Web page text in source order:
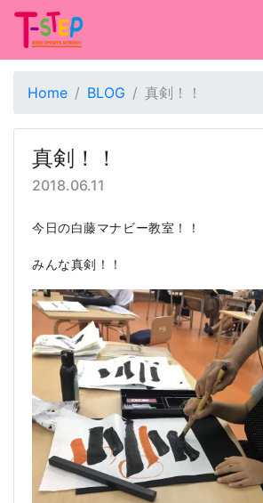
Home BLOG 真剣！！
真剣！！
2018.06.11
今日の白藤マナビー教室！！
みんな真剣！！